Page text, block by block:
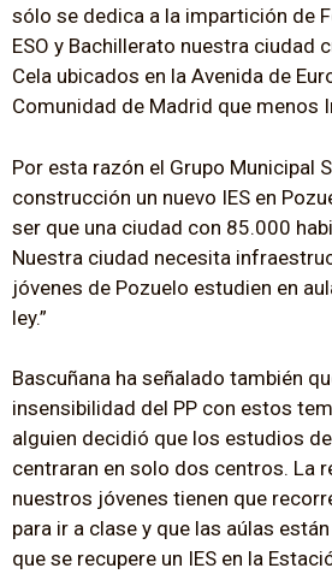
sólo se dedica a la impartición de
ESO y Bachillerato nuestra ciudad
Cela ubicados en la Avenida de
Comunidad de Madrid que menos
Por esta razón el Grupo Municipal
construcción un nuevo IES en
ser que una ciudad con 85.000
Nuestra ciudad necesita
jóvenes de Pozuelo estudien en
ley.”
Bascuñana ha señalado también
insensibilidad del PP con estos
alguien decidió que los estudios
centraran en solo dos centros. La
nuestros jóvenes tienen que
para ir a clase y que las aúlas
que se recupere un IES en la